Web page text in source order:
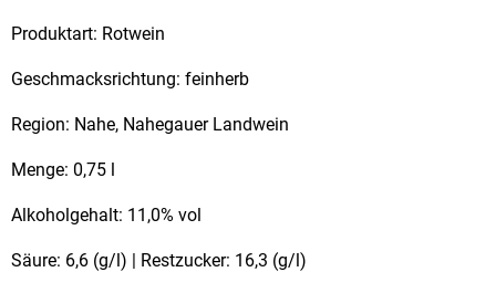
Produktart: Rotwein
Geschmacksrichtung: feinherb
Region: Nahe, Nahegauer Landwein
Menge: 0,75 l
Alkoholgehalt: 11,0% vol
Säure: 6,6 (g/l) | Restzucker: 16,3 (g/l)